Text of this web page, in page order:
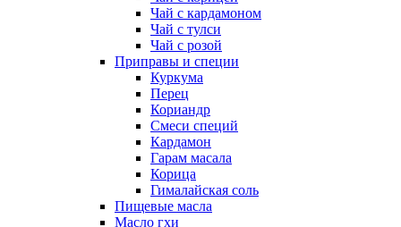
Чай с кардамоном
Чай с тулси
Чай с розой
Приправы и специи
Куркума
Перец
Кориандр
Смеси специй
Кардамон
Гарам масала
Корица
Гималайская соль
Пищевые масла
Масло гхи